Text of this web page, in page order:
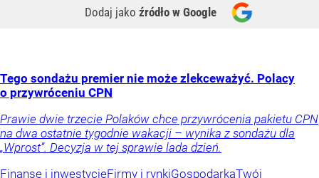
Dodaj jako źródło w Google
Tego sondażu premier nie może zlekceważyć. Polacy
o przywróceniu CPN
Prawie dwie trzecie Polaków chce przywrócenia pakietu CPN
na dwa ostatnie tygodnie wakacji – wynika z sondażu dla
„Wprost”. Decyzja w tej sprawie lada dzień.
Finanse i inwestycjeFirmy i rynkiGospodarkaTwój